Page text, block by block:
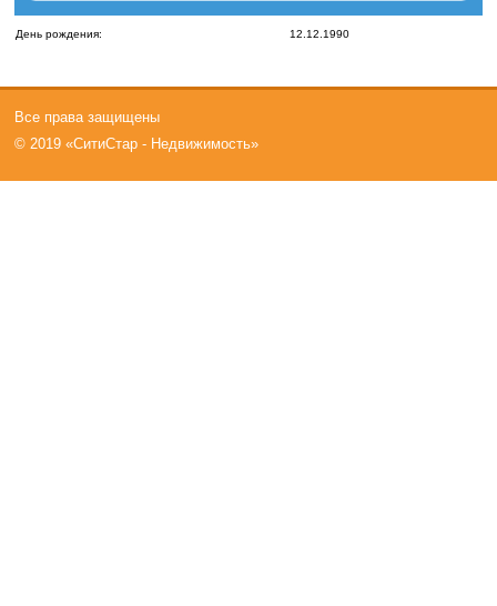
День рождения: 12.12.1990
Все права защищены
© 2019 «СитиСтар - Недвижимость»